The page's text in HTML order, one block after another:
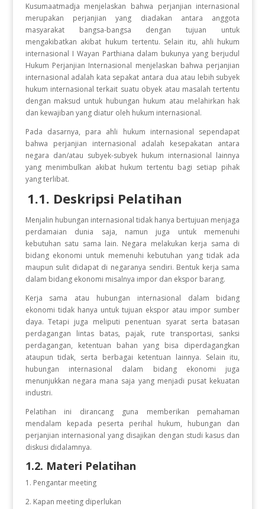
Kusumaatmadja menjelaskan bahwa perjanjian internasional
merupakan perjanjian yang diadakan antara anggota
masyarakat bangsa-bangsa dengan tujuan untuk
mengakibatkan akibat hukum tertentu. Selain itu, ahli hukum
internasional I Wayan Parthiana dalam bukunya yang berjudul
Hukum Perjanjian Internasional menjelaskan bahwa perjanjian
internasional adalah kata sepakat antara dua atau lebih subyek
hukum internasional terkait suatu obyek atau masalah tertentu
dengan maksud untuk hubungan hukum atau melahirkan hak
dan kewajiban yang diatur oleh hukum internasional.
Pada dasarnya, para ahli hukum internasional sependapat
bahwa perjanjian internasional adalah kesepakatan antara
negara dan/atau subyek-subyek hukum internasional lainnya
yang menimbulkan akibat hukum tertentu bagi setiap pihak
yang terlibat.
1.1. Deskripsi Pelatihan
Menjalin hubungan internasional tidak hanya bertujuan menjaga
perdamaian dunia saja, namun juga untuk memenuhi
kebutuhan satu sama lain. Negara melakukan kerja sama di
bidang ekonomi untuk memenuhi kebutuhan yang tidak ada
maupun sulit didapat di negaranya sendiri. Bentuk kerja sama
dalam bidang ekonomi misalnya impor dan ekspor barang.
Kerja sama atau hubungan internasional dalam bidang
ekonomi tidak hanya untuk tujuan ekspor atau impor sumber
daya. Tetapi juga meliputi penentuan syarat serta batasan
perdagangan lintas batas, pajak, rute transportasi, sanksi
perdagangan, ketentuan bahan yang bisa diperdagangkan
ataupun tidak, serta berbagai ketentuan lainnya. Selain itu,
hubungan internasional dalam bidang ekonomi juga
menunjukkan negara mana saja yang menjadi pusat kekuatan
industri.
Pelatihan ini dirancang guna memberikan pemahaman
mendalam kepada peserta perihal hukum, hubungan dan
perjanjian internasional yang disajikan dengan studi kasus dan
diskusi didalamnya.
1.2. Materi Pelatihan
1. Pengantar meeting
2. Kapan meeting diperlukan